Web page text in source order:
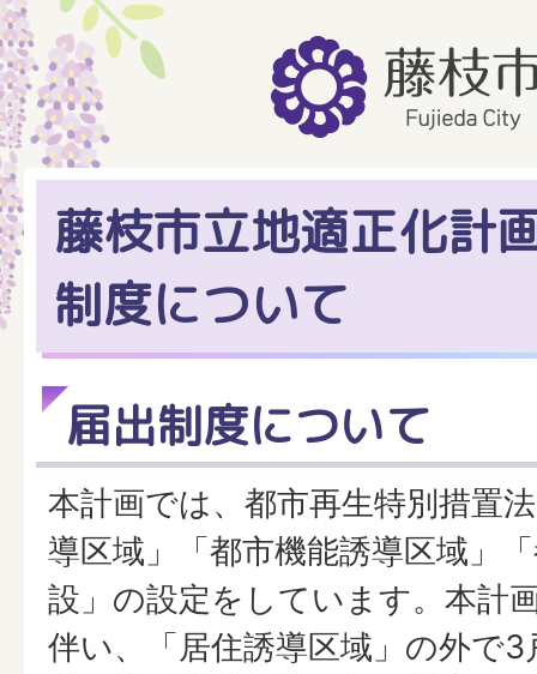
藤枝市立地適正化計
制度について
届出制度について
本計画では、都市再生特別措置
導区域」「都市機能誘導区域」
設」の設定をしています。本計
伴い、「居住誘導区域」の外で